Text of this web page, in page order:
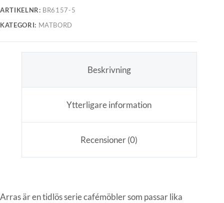
ARTIKELNR: BR6157-5
KATEGORI: MATBORD
Beskrivning
Ytterligare information
Recensioner (0)
Arras är en tidlös serie cafémöbler som passar lika